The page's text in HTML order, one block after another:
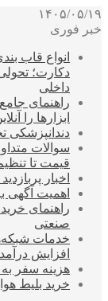
۱۴۰۵/۰۵/۱۹
خبر فوری
انواع قاب
دکارت؛
داخلی
راهنمای
ابزارها را
دندانپزشکی
سوالات
قیمت تا
اخبار پربازدید
اهمیت آگهی
راهنمای
صنعتی
افزایش درآمد
هزینه سفر به
خرید بلیط